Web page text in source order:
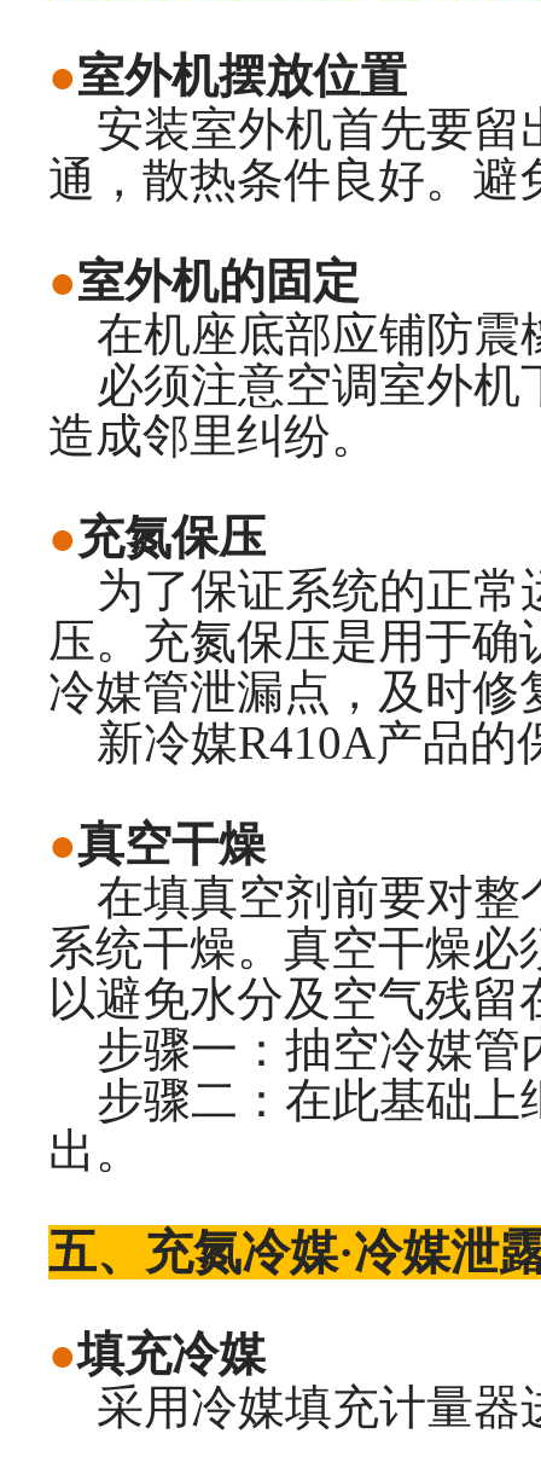
●室外机摆放位置
安装室外机首先要留
通，散热条件良好。避
●室外机的固定
在机座底部应铺防震
必须注意空调室外机
造成邻里纠纷。
●充氮保压
为了保证系统的正常
压。充氮保压是用于
冷媒管泄漏点，及时修
新冷媒R410A产品的
●真空干燥
在填真空剂前要对整
系统干燥。真空干燥
以避免水分及空气残
步骤一：抽空冷媒管
步骤二：在此基础上
出。
五、充氮冷媒·冷媒泄
●填充冷媒
采用冷媒填充计量器